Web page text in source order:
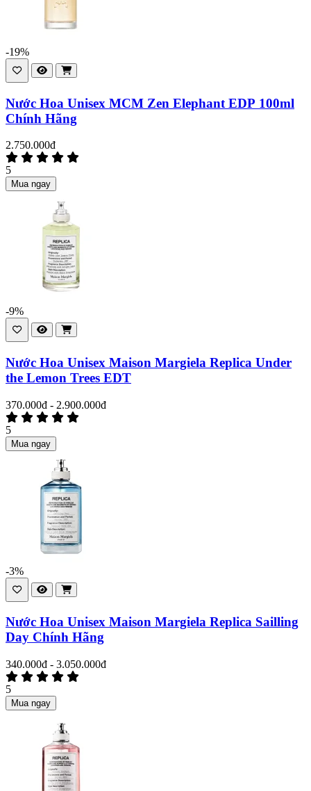
-19%
Nước Hoa Unisex MCM Zen Elephant EDP 100ml
Chính Hãng
2.750.000đ
5
Mua ngay
-9%
Nước Hoa Unisex Maison Margiela Replica Under
the Lemon Trees EDT
370.000đ - 2.900.000đ
5
Mua ngay
-3%
Nước Hoa Unisex Maison Margiela Replica Sailling
Day Chính Hãng
340.000đ - 3.050.000đ
5
Mua ngay